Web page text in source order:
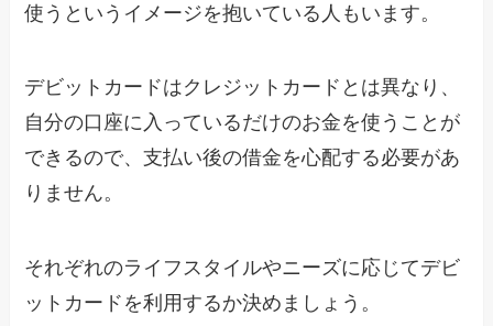
使うというイメージを抱いている人もいます。
デビットカードはクレジットカードとは異なり、
自分の口座に入っているだけのお金を使うことが
できるので、支払い後の借金を心配する必要があ
りません。
それぞれのライフスタイルやニーズに応じてデビ
ットカードを利用するか決めましょう。